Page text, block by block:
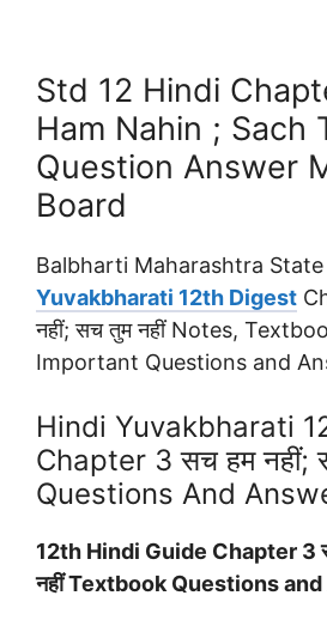
Std 12 Hindi
Ham Nahin ; Sach
Question Answer
Board
Balbharti Maharashtra
Yuvakbharati 12th Digest
नहीं; सच तुम नहीं Notes,
Important Questions and
Hindi Yuvakbharati
Chapter 3 सच हम नहीं;
Questions And
12th Hindi Guide Chapter 3
नहीं Textbook Questions